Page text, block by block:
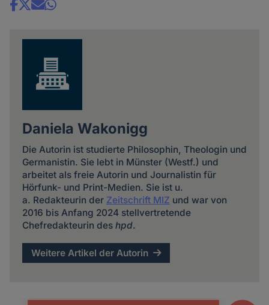
Share
Daniela Wakonigg
Die Autorin ist studierte Philosophin, Theologin und
Germanistin. Sie lebt in Münster (Westf.) und
arbeitet als freie Autorin und Journalistin für
Hörfunk- und Print-Medien. Sie ist u.
a. Redakteurin der Zeitschrift MIZ und war von
2016 bis Anfang 2024 stellvertretende
Chefredakteurin des hpd.
Weitere Artikel der Autorin